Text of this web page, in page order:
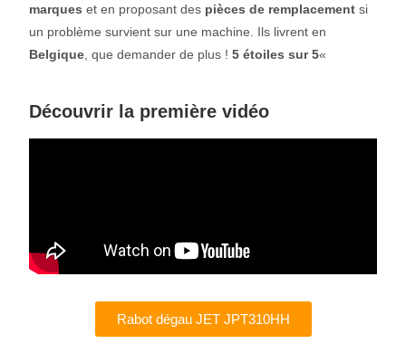
marques et en proposant des pièces de remplacement si
un problème survient sur une machine. Ils livrent en
Belgique , que demander de plus !5 étoiles sur 5«
Découvrir la première vidéo
Rabot dégau JET JPT310HH